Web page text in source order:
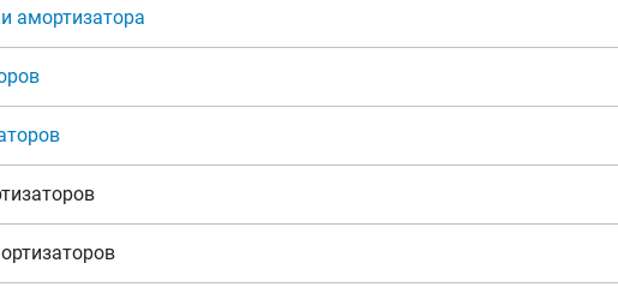
амортизатора